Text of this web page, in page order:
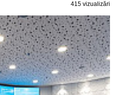
415 vizualizări